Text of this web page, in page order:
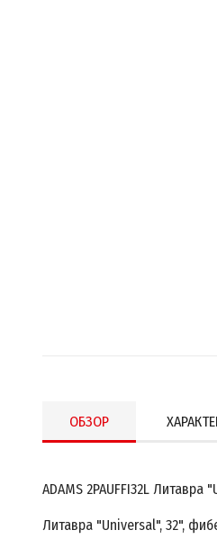
ОБЗОР
ADAMS 2PAUFFI32L
Литавра "Universal", 32",